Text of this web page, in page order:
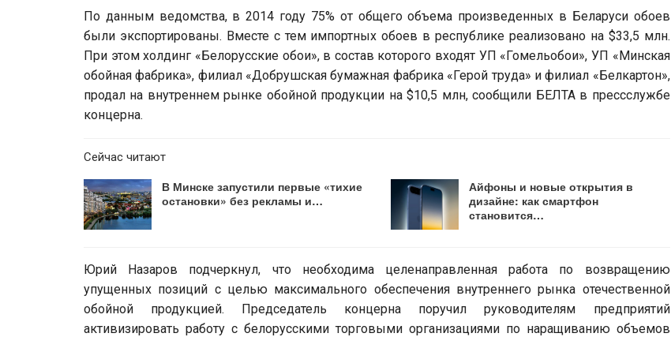
По данным ведомства, в 2014 году 75% от общего объема произведенных в Беларуси обоев
были экспортированы. Вместе с тем импортных обоев в республике реализовано на $33,5 млн.
При этом холдинг «Белорусские обои», в состав которого входят УП «Гомельобои», УП «Минская
обойная фабрика», филиал «Добрушская бумажная фабрика «Герой труда» и филиал «Белкартон»,
продал на внутреннем рынке обойной продукции на $10,5 млн, сообщили БЕЛТА в пресс­службе
концерна.
Сейчас читают
В Минске запустили первые «тихие
остановки» без рекламы и…
Айфоны и новые открытия в
дизайне: как смартфон
становится…
Юрий Назаров подчеркнул, что необходима целенаправленная работа по возвращению
упущенных позиций с целью максимального обеспечения внутреннего рынка отечественной
обойной продукцией. Председатель концерна поручил руководителям предприятий
активизировать работу с белорусскими торговыми организациями по наращиванию объемов